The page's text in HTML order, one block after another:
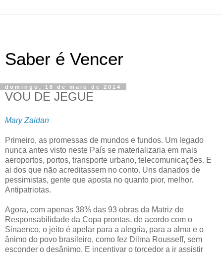
Saber é Vencer
domingo, 18 de maio de 2014
VOU DE JEGUE
Mary Zaidan
Primeiro, as promessas de mundos e fundos. Um legado
nunca antes visto neste País se materializaria em mais
aeroportos, portos, transporte urbano, telecomunicações. E
ai dos que não acreditassem no conto. Uns danados de
pessimistas, gente que aposta no quanto pior, melhor.
Antipatriotas.
Agora, com apenas 38% das 93 obras da Matriz de
Responsabilidade da Copa prontas, de acordo com o
Sinaenco, o jeito é apelar para a alegria, para a alma e o
ânimo do povo brasileiro, como fez Dilma Rousseff, sem
esconder o desânimo. E incentivar o torcedor a ir assistir